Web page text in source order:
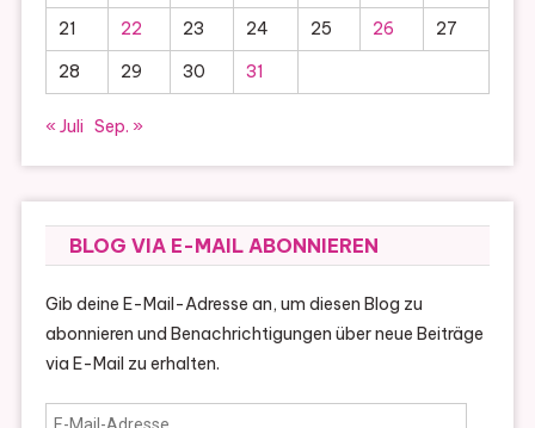
21
22 23 24 25 26
27
28
29 30 31
« Juli Sep. »
BLOG VIA E-MAIL ABONNIEREN
Gib deine E-Mail-Adresse an, um diesen Blog zu
abonnieren und Benachrichtigungen über neue Beiträge
via E-Mail zu erhalten.
E-